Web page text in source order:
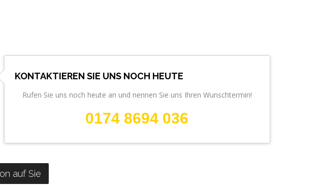
KONTAKTIEREN SIE UNS NOCH HEUTE
Rufen Sie uns noch heute an und nennen Sie uns Ihren Wunschtermin!
0174 8694 036
auf Sie